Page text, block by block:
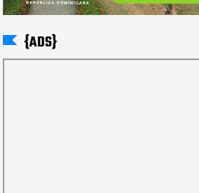
{ADS}